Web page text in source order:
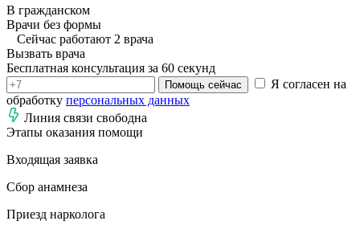
В гражданском
Врачи без формы
Сейчас работают 2 врача
Вызвать врача
Бесплатная консультация за 60 секунд
Помощь сейчас
Я согласен на
обработку персональных данных
Линия связи свободна
Этапы оказания помощи
Входящая заявка
Сбор анамнеза
Приезд нарколога